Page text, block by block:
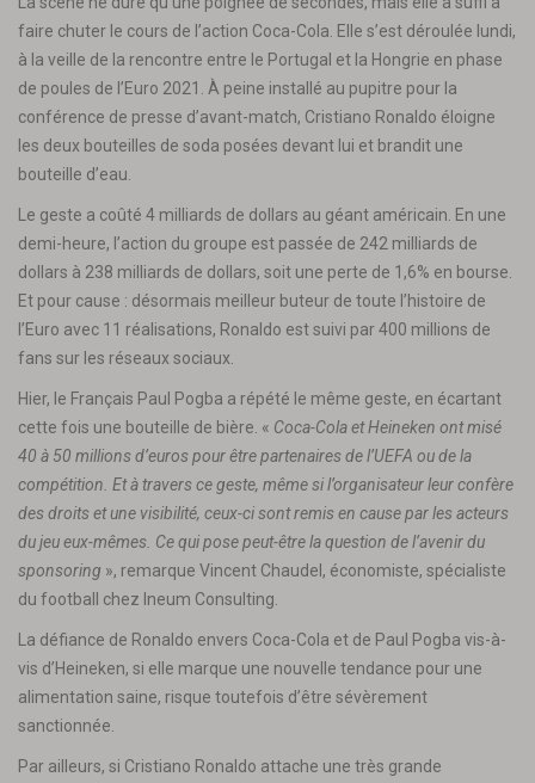
faire chuter le cours de l’action Coca-Cola. Elle s’est déroulée lundi,
à la veille de la rencontre entre le Portugal et la Hongrie en phase
de poules de l’Euro 2021. À peine installé au pupitre pour la
conférence de presse d’avant-match, Cristiano Ronaldo éloigne
les deux bouteilles de soda posées devant lui et brandit une
bouteille d’eau.
Le geste a coûté 4 milliards de dollars au géant américain. En une
demi-heure, l’action du groupe est passée de 242 milliards de
dollars à 238 milliards de dollars, soit une perte de 1,6% en bourse.
Et pour cause : désormais meilleur buteur de toute l’histoire de
l’Euro avec 11 réalisations, Ronaldo est suivi par 400 millions de
fans sur les réseaux sociaux.
Hier, le Français Paul Pogba a répété le même geste, en écartant
cette fois une bouteille de bière. « Coca-Cola et Heineken ont misé
40 à 50 millions d’euros pour être partenaires de l’UEFA ou de la
compétition. Et à travers ce geste, même si l’organisateur leur confère
des droits et une visibilité, ceux-ci sont remis en cause par les acteurs
du jeu eux-mêmes. Ce qui pose peut-être la question de l’avenir du
sponsoring », remarque Vincent Chaudel, économiste, spécialiste
du football chez Ineum Consulting.
La défiance de Ronaldo envers Coca-Cola et de Paul Pogba vis-à-
vis d’Heineken, si elle marque une nouvelle tendance pour une
alimentation saine, risque toutefois d’être sévèrement
sanctionnée.
Par ailleurs, si Cristiano Ronaldo attache une très grande